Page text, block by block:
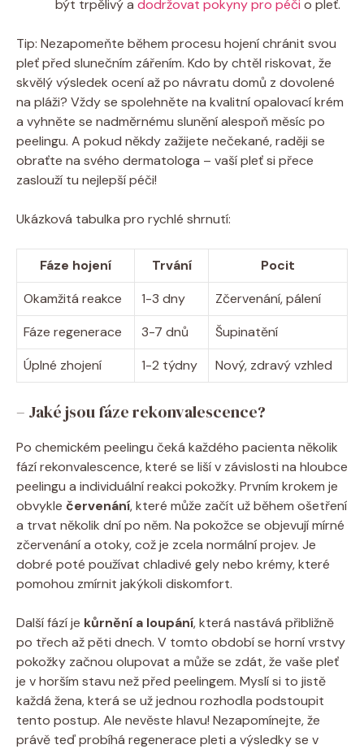
být trpělivý a dodržovat pokyny pro péči o pleť.
Tip: Nezapomeňte během procesu hojení chránit svou
pleť před slunečním zářením. Kdo by chtěl riskovat, že
skvělý výsledek ocení až po návratu domů z dovolené
na pláži? Vždy se spolehněte na kvalitní opalovací krém
a vyhněte se nadměrnému slunění alespoň měsíc po
peelingu. A pokud někdy zažijete nečekané, raději se
obraťte na svého dermatologa – vaší pleť si přece
zaslouží tu nejlepší péči!
Ukázková tabulka pro rychlé shrnutí:
Fáze hojení Trvání
Pocit
Okamžitá reakce
1-3 dny
Zčervenání, pálení
Fáze regenerace
3-7 dnů
Šupinatění
Úplné zhojení
1-2 týdny Nový, zdravý vzhled
– Jaké jsou fáze rekonvalescence?
Po chemickém peelingu čeká každého pacienta několik
fází rekonvalescence, které se liší v závislosti na hloubce
peelingu a individuální reakci pokožky. Prvním krokem je
obvykle červenání, které může začít už během ošetření
a trvat několik dní po něm. Na pokožce se objevují mírné
zčervenání a otoky, což je zcela normální projev. Je
dobré poté používat chladivé gely nebo krémy, které
pomohou zmírnit jakýkoli diskomfort.
Další fází je kůrnění a loupání, která nastává přibližně
po třech až pěti dnech. V tomto období se horní vrstvy
pokožky začnou olupovat a může se zdát, že vaše pleť
je v horším stavu než před peelingem. Myslí si to jistě
každá žena, která se už jednou rozhodla podstoupit
tento postup. Ale nevěste hlavu! Nezapomínejte, že
právě teď probíhá regenerace pleti a výsledky se v